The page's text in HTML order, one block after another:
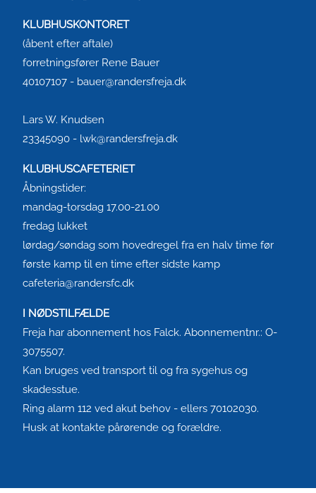
KLUBHUSKONTORET
(åbent efter aftale)
forretningsfører Rene Bauer
40107107 - bauer@randersfreja.dk
Lars W. Knudsen
23345090 - lwk@randersfreja.dk
KLUBHUSCAFETERIET
Åbningstider:
mandag-torsdag 17.00-21.00
fredag lukket
lørdag/søndag som hovedregel fra en halv time før
første kamp til en time efter sidste kamp
cafeteria@randersfc.dk
I NØDSTILFÆLDE
Freja har abonnement hos Falck. Abonnementnr.: O-
3075507.
Kan bruges ved transport til og fra sygehus og
skadesstue.
Ring alarm 112 ved akut behov - ellers 70102030.
Husk at kontakte pårørende og forældre.